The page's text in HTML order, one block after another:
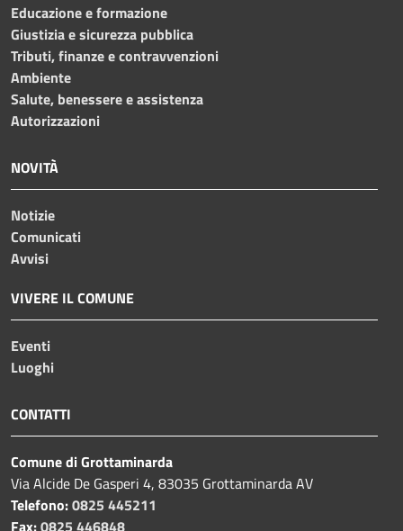
Educazione e formazione
Giustizia e sicurezza pubblica
Tributi, finanze e contravvenzioni
Ambiente
Salute, benessere e assistenza
Autorizzazioni
NOVITÀ
Notizie
Comunicati
Avvisi
VIVERE IL COMUNE
Eventi
Luoghi
CONTATTI
Comune di Grottaminarda
Via Alcide De Gasperi 4, 83035 Grottaminarda AV
Telefono:0825 445211
Fax:0825 446848